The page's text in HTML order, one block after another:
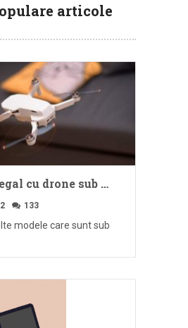
articole
cu drone sub …
133
modele care sunt sub